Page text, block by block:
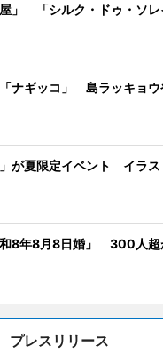
」 「シルク・ドゥ・ソレ
ナギッコ」 島ラッキョウ
が夏限定イベント イラス
8年8月8日婚」 300人超
プレスリリース